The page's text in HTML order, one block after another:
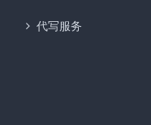
代写服务